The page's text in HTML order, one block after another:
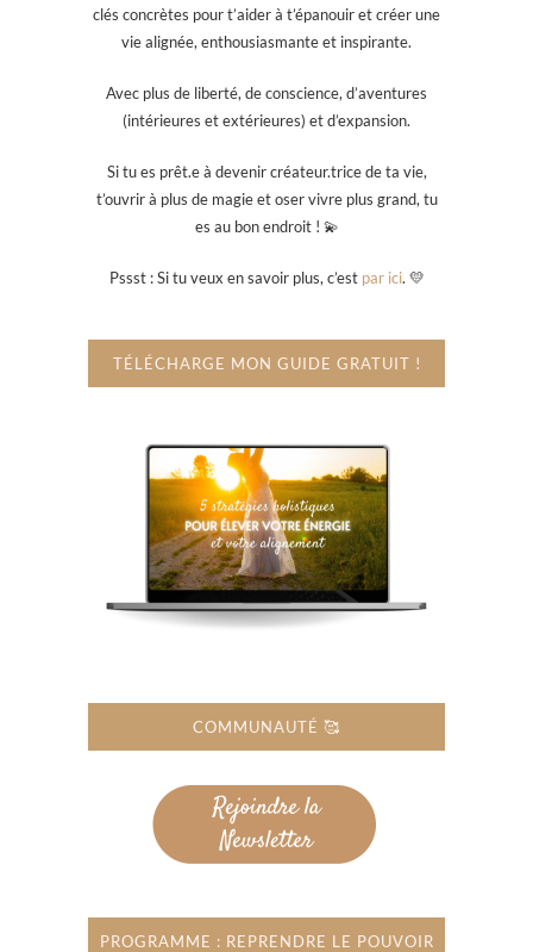
clés concrètes pour t’aider à t’épanouir et créer une
vie alignée, enthousiasmante et inspirante.
Avec plus de liberté, de conscience, d’aventures
(intérieures et extérieures) et d’expansion.
Si tu es prêt.e à devenir créateur.trice de ta vie,
t’ouvrir à plus de magie et oser vivre plus grand, tu
es au bon endroit ! 💫
Pssst : Si tu veux en savoir plus, c’est par ici. 💛
TÉLÉCHARGE MON GUIDE GRATUIT !
COMMUNAUTÉ 🥰
PROGRAMME : REPRENDRE LE POUVOIR